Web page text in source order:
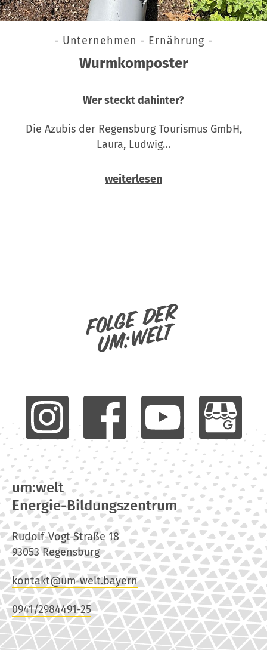
- Unternehmen - Ernährung -
Wurmkomposter
Wer steckt dahinter?
Die Azubis der Regensburg Tourismus GmbH,
Laura, Ludwig…
weiterlesen
Folge der
um:welt
um:welt
Energie-Bildungszentrum
Rudolf-Vogt-Straße 18
93053 Regensburg
kontakt@um-welt.bayern
0941/2984491-25